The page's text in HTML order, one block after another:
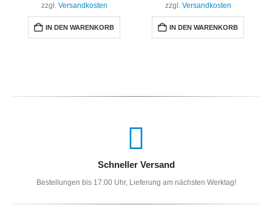
zzgl. Versandkosten
IN DEN WARENKORB
zzgl. Versandkosten
IN DEN WARENKORB
Schneller Versand
Bestellungen bis 17:00 Uhr, Lieferung am nächsten Werktag!